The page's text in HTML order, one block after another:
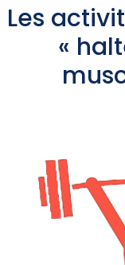
Les
«